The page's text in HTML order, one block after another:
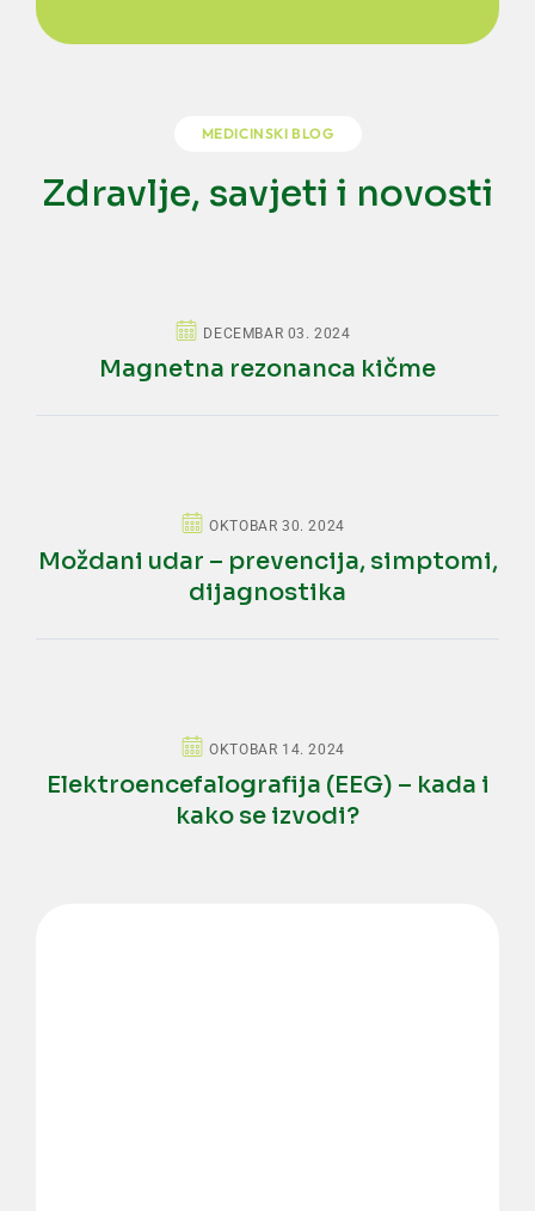
MEDICINSKI BLOG
Zdravlje, savjeti i novosti
DECEMBAR 03. 2024
Magnetna rezonanca kičme
OKTOBAR 30. 2024
Moždani udar – prevencija, simptomi,
dijagnostika
OKTOBAR 14. 2024
Elektroencefalografija (EEG) – kada i
kako se izvodi?